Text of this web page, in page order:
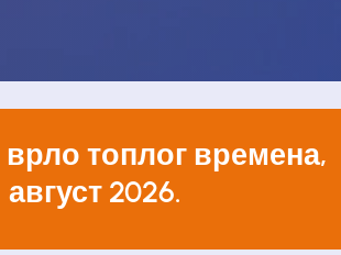
врло топлог времена,
август 2026.